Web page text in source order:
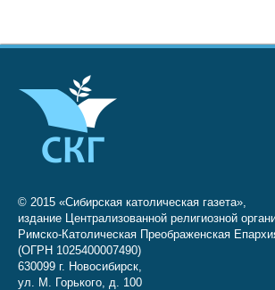
© 2015 «Сибирская католическая газета»,
издание Централизованной религиозной
Римско-Католическая Преображенская
(ОГРН 1025400007490)
630099 г. Новосибирск,
ул. М. Горького, д. 100